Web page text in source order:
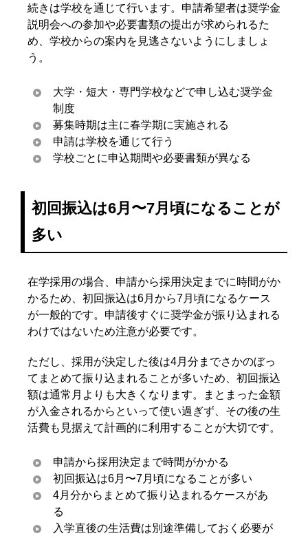
続きは学校を通じて行います。申請希望者は奨学金
説明会への参加や必要書類の提出が求められるた
め、学校からの案内を見逃さないようにしましょ
う。
大学・短大・専門学校などで申し込む奨学金
制度
募集時期は主に春学期に実施される
申請は学校を通じて行う
学校ごとに申込期間や必要書類が異なる
初回振込は6月〜7月頃になることが
多い
在学採用の場合、申請から採用決定までに時間がか
かるため、初回振込は6月から7月頃になるケース
が一般的です。申請後すぐに奨学金が振り込まれる
わけではないため注意が必要です。
ただし、採用が決定した後は4月分までさかのぼっ
てまとめて振り込まれることが多いため、初回振込
額は通常月よりも大きくなります。まとまった金額
が入金されるからといって使い過ぎず、その後の生
活費も見据えて計画的に利用することが大切です。
申請から採用決定まで時間がかかる
初回振込は6月〜7月頃になることが多い
4月分からまとめて振り込まれるケースがあ
る
入学直後の生活費は別途準備しておく必要が